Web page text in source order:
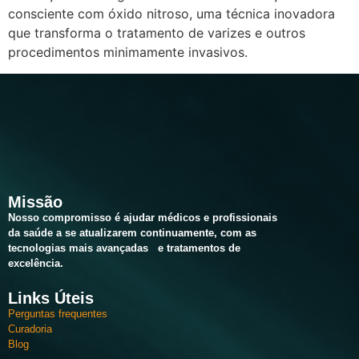
consciente com óxido nitroso, uma técnica inovadora
que transforma o tratamento de varizes e outros
procedimentos minimamente invasivos.
Missão
Nosso compromisso é ajudar médicos e profissionais
da saúde a se atualizarem continuamente, com as
tecnologias mais avançadas e tratamentos de
excelência.
Links Úteis
Perguntas frequentes
Curadoria
Blog